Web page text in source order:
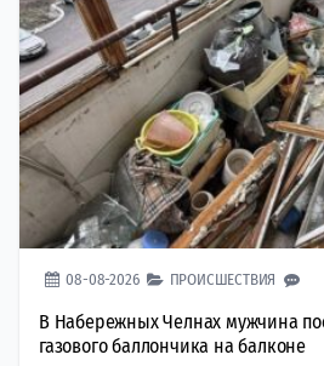
08-08-2026 ПРОИСШЕСТВИЯ
В Набережных Челнах мужчина
газового баллончика на балконе